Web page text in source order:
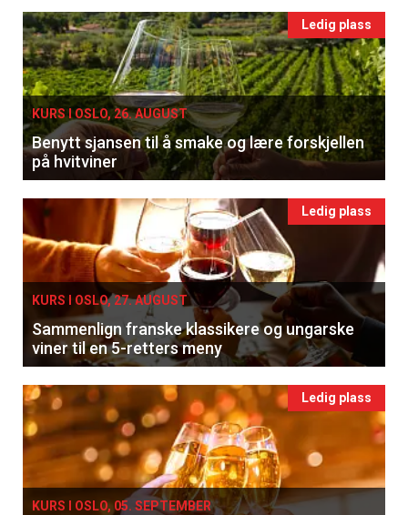
Ledig plass
KURS I OSLO, 26. AUGUST
Benytt sjansen til å smake og lære forskjellen
på hvitviner
Ledig plass
KURS I OSLO, 27. AUGUST
Sammenlign franske klassikere og ungarske
viner til en 5-retters meny
Ledig plass
KURS I OSLO, 05. SEPTEMBER